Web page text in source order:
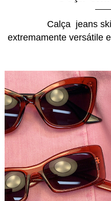
Calça jeans
extremamente versátile